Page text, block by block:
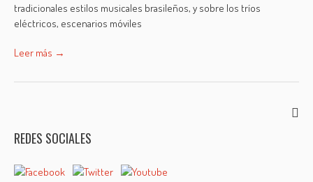
tradicionales estilos musicales brasileños, y sobre los tríos
eléctricos, escenarios móviles
Leer más →
REDES SOCIALES